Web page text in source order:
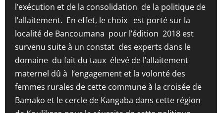
l’exécution et de la consolidation de la politique de
l’allaitement. En effet, le choix est porté sur la
localité de Bancoumana pour l’édition 2018 est
survenu suite à un constat des experts dans le
domaine du fait du taux élevé de l’allaitement
maternel dû à l’engagement et la volonté des
femmes rurales de cette commune à la croisée de
Bamako et le cercle de Kangaba dans cette région